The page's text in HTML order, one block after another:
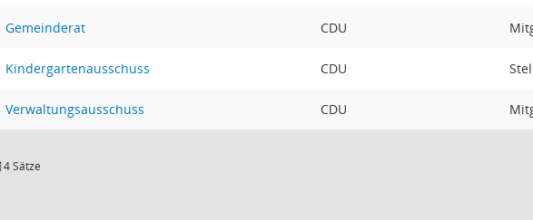
Gemeinderat CDU
Kindergartenausschuss CDU
Verwaltungsausschuss CDU
4 Sätze